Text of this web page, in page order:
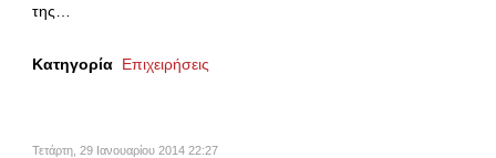
της…
Κατηγορία Επιχειρήσεις
Τετάρτη, 29 Ιανουαρίου 2014 22:27